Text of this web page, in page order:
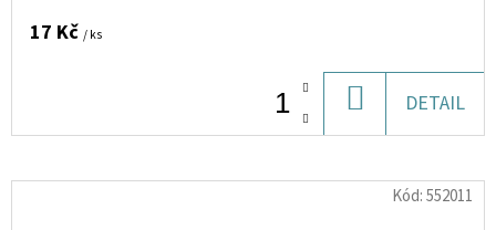
17 Kč / ks
KOŠÍKU
DETAIL
Kód:552011